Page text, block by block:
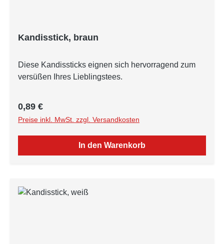
Kandisstick, braun
Diese Kandissticks eignen sich hervorragend zum
versüßen Ihres Lieblingstees.
Regulärer Preis:
0,89 €
Preise inkl. MwSt. zzgl. Versandkosten
In den Warenkorb